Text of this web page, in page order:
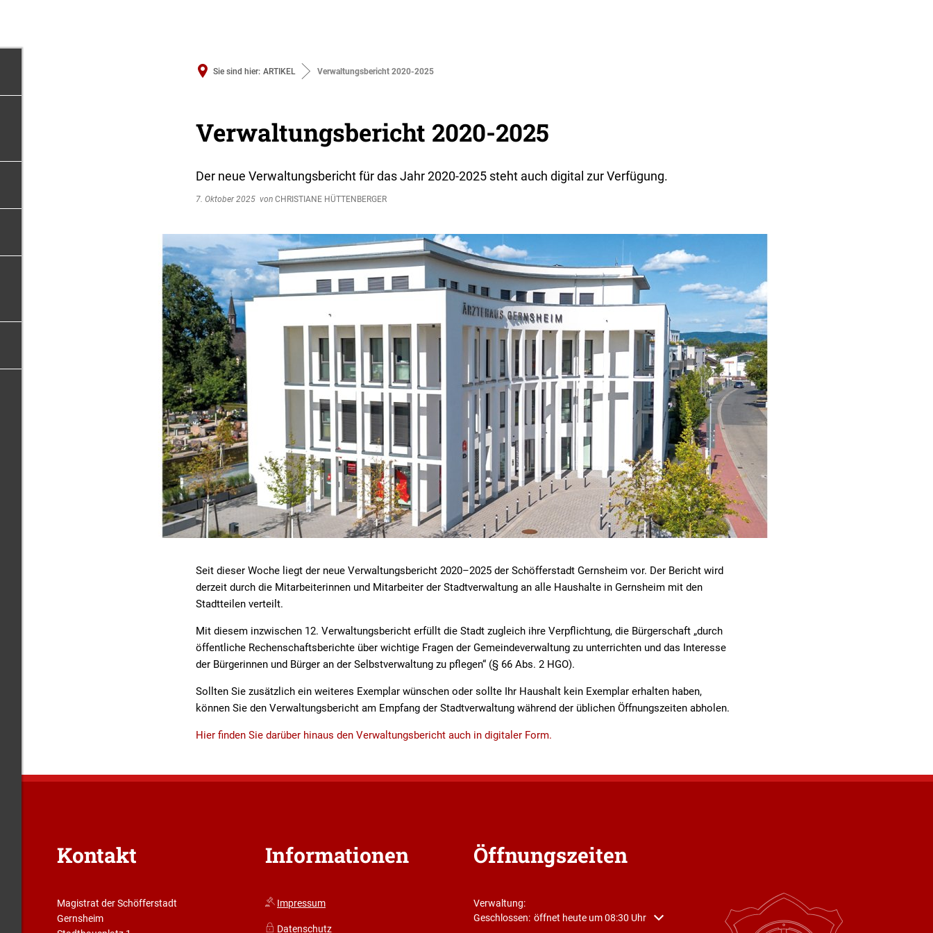
Sie sind hier: ARTIKEL Verwaltungsbericht 2020-2025
Verwaltungsbericht 2020-2025
Der neue Verwaltungsbericht für das Jahr 2020-2025 steht auch digital zur Verfügung.
7. Oktober 2025 von CHRISTIANE HÜTTENBERGER
Seit dieser Woche liegt der neue Verwaltungsbericht 2020–2025 der Schöfferstadt Gernsheim vor. Der Bericht wird
derzeit durch die Mitarbeiterinnen und Mitarbeiter der Stadtverwaltung an alle Haushalte in Gernsheim mit den
Stadtteilen verteilt.
Mit diesem inzwischen 12. Verwaltungsbericht erfüllt die Stadt zugleich ihre Verpflichtung, die Bürgerschaft „durch
öffentliche Rechenschaftsberichte über wichtige Fragen der Gemeindeverwaltung zu unterrichten und das Interesse
der Bürgerinnen und Bürger an der Selbstverwaltung zu pflegen“ (§ 66 Abs. 2 HGO).
Sollten Sie zusätzlich ein weiteres Exemplar wünschen oder sollte Ihr Haushalt kein Exemplar erhalten haben,
können Sie den Verwaltungsbericht am Empfang der Stadtverwaltung während der üblichen Öffnungszeiten abholen.
Hier finden Sie darüber hinaus den Verwaltungsbericht auch in digitaler Form.
Kontakt
Magistrat der Schöfferstadt
Gernsheim
Informationen
Impressum
Datenschutz
Öffnungszeiten
Verwaltung:
Klicken, um weitere Öffnungs- oder Schließzeiten auszublenden
Geschlossen: öffnet heute um 08:30 Uhr